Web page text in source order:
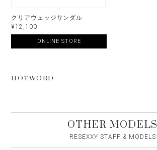
クリアウェッジサンダル
¥12,100
ONLINE STORE
HOTWORD
OTHER MODELS
RESEXXY STAFF & MODELS